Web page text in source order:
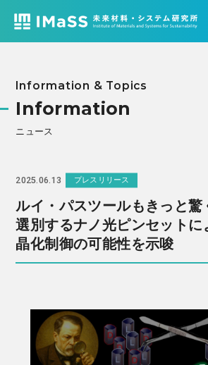
Information & Topics
Information
ニュース
2025.06.13 プレスリリース
ルイ・パスツールもきっと驚
選別するナノ光ピンセットに
晶化制御の可能性を示唆